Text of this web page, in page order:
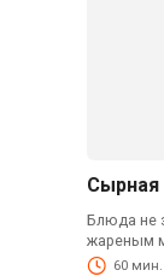
Сырная
Блюда не
жареным
60 мин.